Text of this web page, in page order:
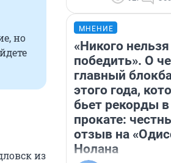
но
из
МНЕНИЕ
«Никого нельзя
победить». О
главный
этого года,
бьет рекорды в
прокате:
отзыв на
Нолана